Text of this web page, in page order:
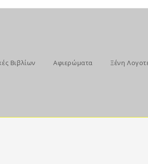
Βιβλίων Αφιερώματα Ξένη